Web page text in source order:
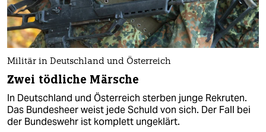
Militär in Deutschland und Österreich
Zwei tödliche Märsche
In Deutschland und Österreich sterben junge Rekruten.
Das Bundesheer weist jede Schuld von sich. Der Fall bei
der Bundeswehr ist komplett ungeklärt.